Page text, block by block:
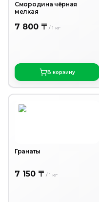
Смородина чёрная
мелкая
7 800 〒 /1 кг
В корзину
Гранаты
7 150 〒 /1 кг